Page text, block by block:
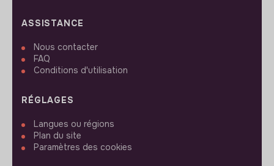
ASSISTANCE
Nous contacter
FAQ
Conditions d'utilisation
RÉGLAGES
Langues ou régions
Plan du site
Paramètres des cookies